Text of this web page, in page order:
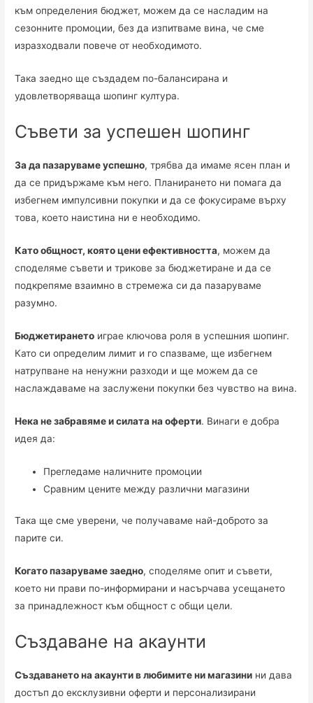
към определения бюджет, можем да се насладим на
сезонните промоции, без да изпитваме вина, че сме
изразходвали повече от необходимото.
Така заедно ще създадем по-балансирана и
удовлетворяваща шопинг култура.
Съвети за успешен шопинг
За да пазаруваме успешно, трябва да имаме ясен план и
да се придържаме към него. Планирането ни помага да
избегнем импулсивни покупки и да се фокусираме върху
това, което наистина ни е необходимо.
Като общност, която цени ефективността, можем да
споделяме съвети и трикове за бюджетиране и да се
подкрепяме взаимно в стремежа си да пазаруваме
разумно.
Бюджетирането играе ключова роля в успешния шопинг.
Като си определим лимит и го спазваме, ще избегнем
натрупване на ненужни разходи и ще можем да се
наслаждаваме на заслужени покупки без чувство на вина.
Нека не забравяме и силата на оферти. Винаги е добра
идея да:
Прегледаме наличните промоции
Сравним цените между различни магазини
Така ще сме уверени, че получаваме най-доброто за
парите си.
Когато пазаруваме заедно, споделяме опит и съвети,
което ни прави по-информирани и насърчава усещането
за принадлежност към общност с общи цели.
Създаване на акаунти
Създаването на акаунти в любимите ни магазини ни дава
достъп до ексклузивни оферти и персонализирани